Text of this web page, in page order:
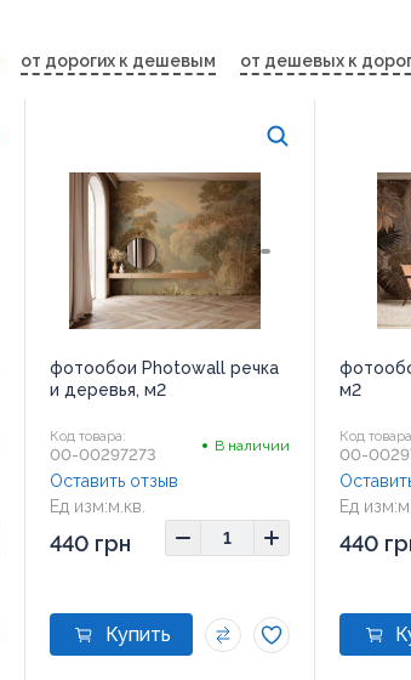
от дорогих к дешевым от дешевых к
фотообои Photowall речка
и деревья, м2
Код товара:
00-00297273 В наличии
Ед изм:м.кв.
Оставить отзыв
440 грн
м2
Код
00-
Ед изм:
440